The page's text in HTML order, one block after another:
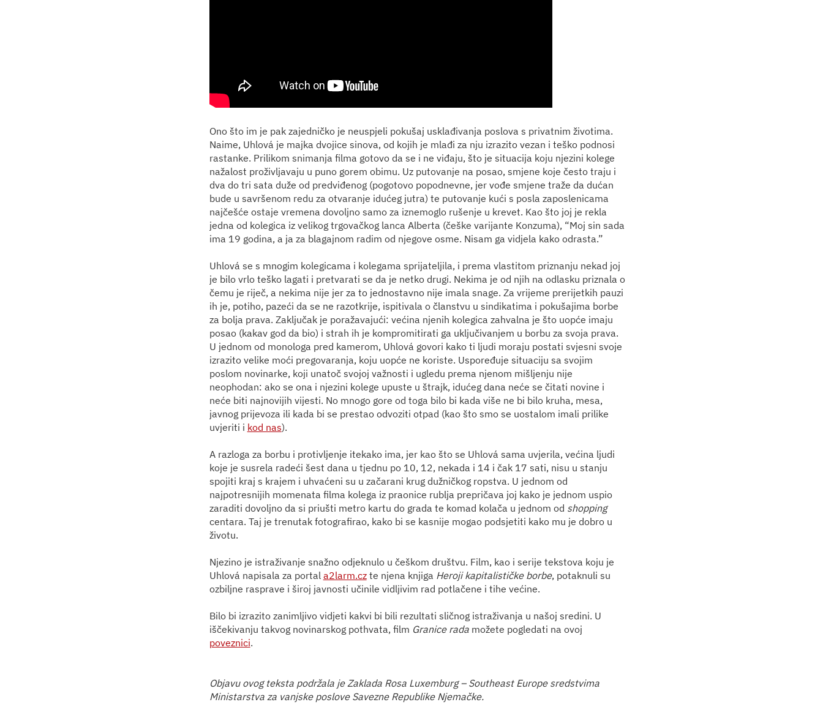
Ono što im je pak zajedničko je neuspjeli pokušaj usklađivanja poslova s privatnim životima.
Naime, Uhlová je majka dvojice sinova, od kojih je mlađi za nju izrazito vezan i teško podnosi
rastanke. Prilikom snimanja filma gotovo da se i ne viđaju, što je situacija koju njezini kolege
nažalost proživljavaju u puno gorem obimu. Uz putovanje na posao, smjene koje često traju i
dva do tri sata duže od predviđenog (pogotovo popodnevne, jer vođe smjene traže da dućan
bude u savršenom redu za otvaranje idućeg jutra) te putovanje kući s posla zaposlenicama
najčešće ostaje vremena dovoljno samo za iznemoglo rušenje u krevet. Kao što joj je rekla
jedna od kolegica iz velikog trgovačkog lanca Alberta (češke varijante Konzuma), “Moj sin sada
ima 19 godina, a ja za blagajnom radim od njegove osme. Nisam ga vidjela kako odrasta.”
Uhlová se s mnogim kolegicama i kolegama sprijateljila, i prema vlastitom priznanju nekad joj
je bilo vrlo teško lagati i pretvarati se da je netko drugi. Nekima je od njih na odlasku priznala o
čemu je riječ, a nekima nije jer za to jednostavno nije imala snage. Za vrijeme prerijetkih pauzi
ih je, potiho, pazeći da se ne razotkrije, ispitivala o članstvu u sindikatima i pokušajima borbe
za bolja prava. Zaključak je poražavajući: većina njenih kolegica zahvalna je što uopće imaju
posao (kakav god da bio) i strah ih je kompromitirati ga uključivanjem u borbu za svoja prava.
U jednom od monologa pred kamerom, Uhlová govori kako ti ljudi moraju postati svjesni svoje
izrazito velike moći pregovaranja, koju uopće ne koriste. Uspoređuje situaciju sa svojim
poslom novinarke, koji unatoč svojoj važnosti i ugledu prema njenom mišljenju nije
neophodan: ako se ona i njezini kolege upuste u štrajk, idućeg dana neće se čitati novine i
neće biti najnovijih vijesti. No mnogo gore od toga bilo bi kada više ne bi bilo kruha, mesa,
javnog prijevoza ili kada bi se prestao odvoziti otpad (kao što smo se uostalom imali prilike
uvjeriti i kod nas).
A razloga za borbu i protivljenje itekako ima, jer kao što se Uhlová sama uvjerila, većina ljudi
koje je susrela radeći šest dana u tjednu po 10, 12, nekada i 14 i čak 17 sati, nisu u stanju
spojiti kraj s krajem i uhvaćeni su u začarani krug dužničkog ropstva. U jednom od
najpotresnijih momenata filma kolega iz praonice rublja prepričava joj kako je jednom uspio
zaraditi dovoljno da si priušti metro kartu do grada te komad kolača u jednom od shopping
centara. Taj je trenutak fotografirao, kako bi se kasnije mogao podsjetiti kako mu je dobro u
životu.
Njezino je istraživanje snažno odjeknulo u češkom društvu. Film, kao i serije tekstova koju je
Uhlová napisala za portal a2larm.czte njena knjiga Heroji kapitalističke borbe, potaknuli su
ozbiljne rasprave i široj javnosti učinile vidljivim rad potlačene i tihe većine.
Bilo bi izrazito zanimljivo vidjeti kakvi bi bili rezultati sličnog istraživanja u našoj sredini. U
iščekivanju takvog novinarskog pothvata, film Granice radamožete pogledati na ovoj
poveznici.
Objavu ovog teksta podržala je Zaklada Rosa Luxemburg – Southeast Europe sredstvima
Ministarstva za vanjske poslove Savezne Republike Njemačke.